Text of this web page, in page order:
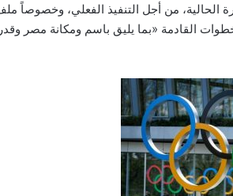
الحالية، من أجل التنفيذ الفعلي، وخصوصاً
واتخاذ الخطوات القادمة «بما يليق باسم ومكانة